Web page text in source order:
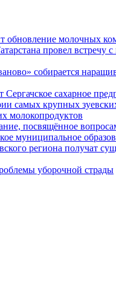
обновление молочных
провел встречу
собирается
сахарное
самых крупных
молокопродуктов
посвящённое
муниципальное
региона получат
уборочной страды